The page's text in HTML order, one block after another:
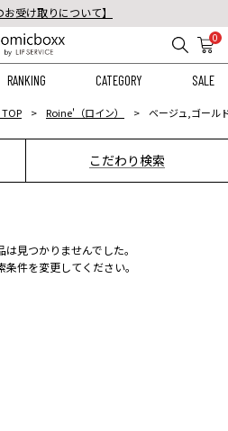
お受け取りについて】
上のご注文で送料無料！
0
RANKING CATEGORY SALE
Roine'（ロイン） ベージュ,ゴール
こだわり検索
見つかりませんでした。
件を変更してください。